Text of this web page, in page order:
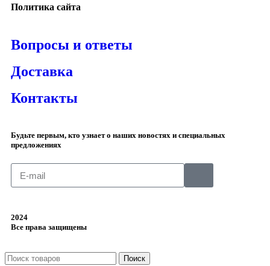
Политика сайта
Вопросы и ответы
Доставка
Контакты
Будьте первым, кто узнает о наших новостях и специальных
предложениях
2024
Все права защищены
Поиск